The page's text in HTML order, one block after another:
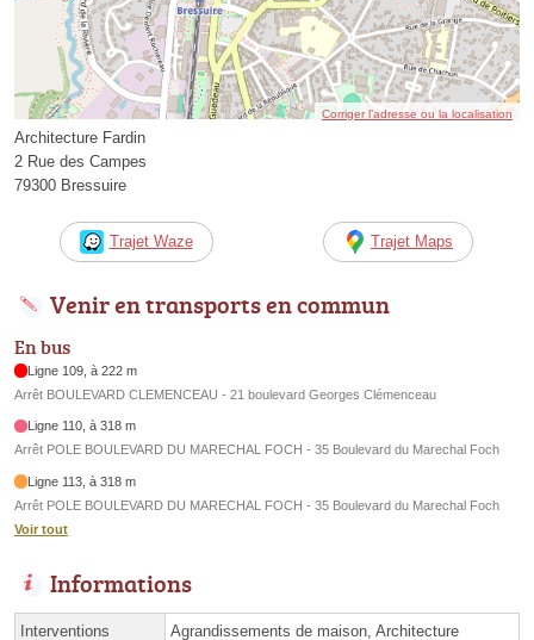
Corriger l’adresse ou la localisation
Architecture Fardin
2 Rue des Campes
79300 Bressuire
Trajet Waze Trajet Maps
Venir en transports en commun
En bus
Ligne 109, à 222 m
Arrêt BOULEVARD CLEMENCEAU - 21 boulevard Georges Clémenceau
Ligne 110, à 318 m
Arrêt POLE BOULEVARD DU MARECHAL FOCH - 35 Boulevard du Marechal Foch
Ligne 113, à 318 m
Arrêt POLE BOULEVARD DU MARECHAL FOCH - 35 Boulevard du Marechal Foch
Voir tout
Informations
Interventions
Agrandissements de maison, Architecture